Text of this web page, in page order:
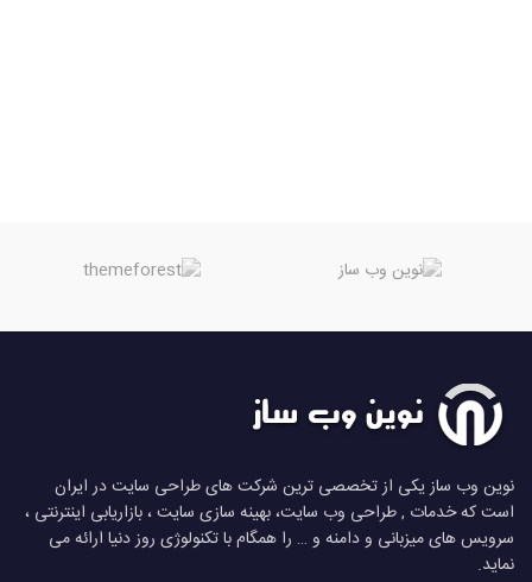
نوین وب ساز یکی از تخصصی ترین شرکت های طراحی سایت در ایران
است که خدمات , طراحی وب سایت، بهینه سازی سایت ، بازاریابی اینترنتی ،
سرویس های میزبانی و دامنه و … را همگام با تکنولوژی روز دنیا ارائه می
نماید.